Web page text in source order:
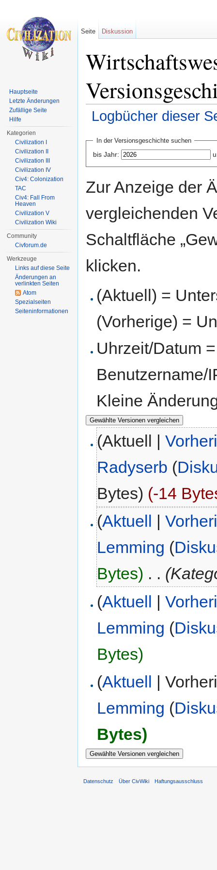
Logbücher dieser
In der Versionsgeschichte suchen
bis Jahr:
Zur Anzeige der
vergleichenden
Schaltfläche
klicken.
(Aktuell) =
(Vorherige) =
Uhrzeit/Datum
Benutzername/
Kleine
(Aktuell |
Radyserb (
Bytes) (-14
(Aktuell |
Lemming (
Bytes) . .
(Aktuell |
Lemming (
Bytes)
(Aktuell |
Lemming (
Bytes)
Seite Diskussion
Hauptseite
Letzte Änderungen
Zufällige Seite
Hilfe
Kategorien
Civilization I
Civilization II
Civilization III
Civilization IV
Civ4: Colonization
TAC
Civ4: Fall From
Heaven
Civilization V
Civilization Wiki
Community
Civforum.de
Werkzeuge
Links auf diese Seite
Änderungen an
verlinkten Seiten
Atom
Spezialseiten
Seiten­informationen
Datenschutz Über CivWiki Haftungsausschluss